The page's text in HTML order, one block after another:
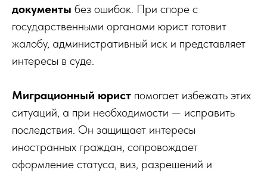
документы без ошибок. При споре с
государственными органами юрист готовит
жалобу, административный иск и представляет
интересы в суде.
Миграционный юрист помогает избежать этих
ситуаций, а при необходимости — исправить
последствия. Он защищает интересы
иностранных граждан, сопровождает
оформление статуса, виз, разрешений и